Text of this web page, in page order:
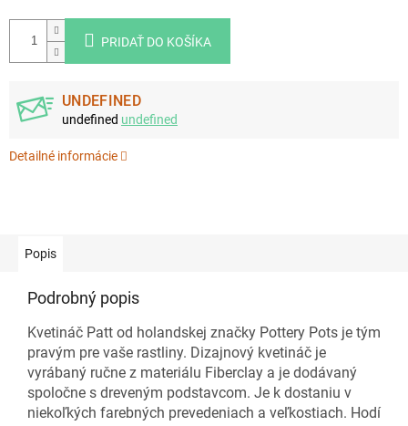
PRIDAŤ DO KOŠÍKA
UNDEFINED
undefined undefined
Detailné informácie
Popis
Podrobný popis
Kvetináč Patt od holandskej značky Pottery Pots je tým
pravým pre vaše rastliny. Dizajnový kvetináč je
vyrábaný ručne z materiálu Fiberclay a je dodávaný
spoločne s dreveným podstavcom. Je k dostaniu v
niekoľkých farebných prevedeniach a veľkostiach. Hodí